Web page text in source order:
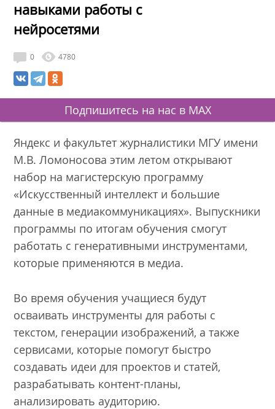
навыками работы с
нейросетями
0 4780
Подпишитесь на нас в MAX
Яндекс и факультет журналистики МГУ имени
М.В. Ломоносова этим летом открывают
набор на магистерскую программу
«Искусственный интеллект и большие
данные в медиакоммуникациях». Выпускники
программы по итогам обучения смогут
работать с генеративными инструментами,
которые применяются в медиа.
Во время обучения учащиеся будут
осваивать инструменты для работы с
текстом, генерации изображений, а также
сервисами, которые помогут быстро
создавать идеи для проектов и статей,
разрабатывать контент-планы,
анализировать аудиторию.